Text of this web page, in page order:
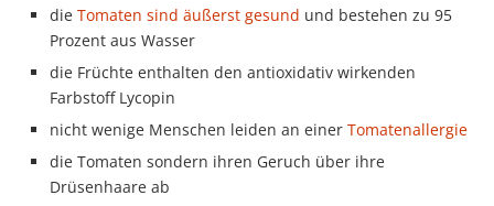
die Tomaten sind äußerst gesund und bestehen zu 95
Prozent aus Wasser
die Früchte enthalten den antioxidativ wirkenden
Farbstoff Lycopin
nicht wenige Menschen leiden an einer Tomatenallergie
die Tomaten sondern ihren Geruch über ihre
Drüsenhaare ab